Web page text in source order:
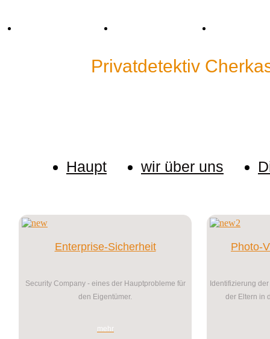
Privatdetektiv
Haupt wir über uns
Enterprise-Sicherheit
Security Company - eines der Hauptprobleme für
den Eigentümer.
mehr
Photo-
Identifizierung
der Eltern in